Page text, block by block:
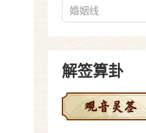
婚姻线
解签算卦